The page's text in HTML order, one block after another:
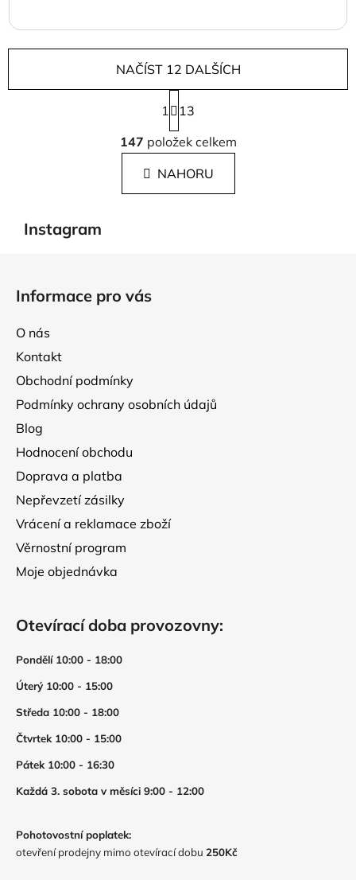
O
v
l
á
d
i
NAČÍST 12 DALŠÍCH
S
t
r
á
n
k
1
13
147 položek celkem
NAHORU
Instagram
Informace pro vás
O nás
Kontakt
Obchodní podmínky
Podmínky ochrany osobních údajů
Blog
Hodnocení obchodu
Doprava a platba
Nepřevzetí zásilky
Vrácení a reklamace zboží
Věrnostní program
Moje objednávka
Otevírací doba provozovny:
Pondělí 10:00 - 18:00
Úterý 10:00 - 15:00
Středa 10:00 - 18:00
Čtvrtek 10:00 - 15:00
Pátek 10:00 - 16:30
Každá 3. sobota v měsíci 9:00 - 12:00
Pohotovostní poplatek:
otevření prodejny mimo otevírací dobu 250Kč